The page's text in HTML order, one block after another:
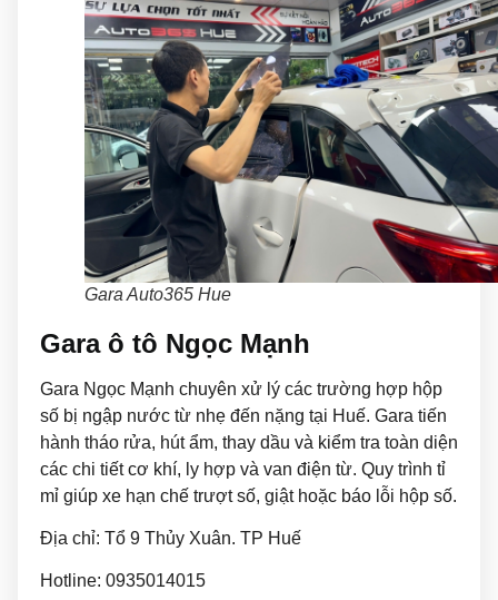
Gara Auto365 Hue
Gara ô tô Ngọc Mạnh
Gara Ngọc Mạnh chuyên xử lý các trường hợp hộp
số bị ngập nước từ nhẹ đến nặng tại Huế. Gara tiến
hành tháo rửa, hút ẩm, thay dầu và kiểm tra toàn diện
các chi tiết cơ khí, ly hợp và van điện từ. Quy trình tỉ
mỉ giúp xe hạn chế trượt số, giật hoặc báo lỗi hộp số.
Địa chỉ: Tổ 9 Thủy Xuân. TP Huế
Hotline: 0935014015